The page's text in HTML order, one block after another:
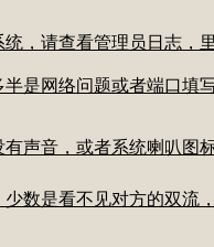
，请查看管理员日志
是网络问题或者端口
声音，或者系统喇叭
数是看不见对方的双